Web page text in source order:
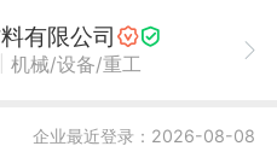
有限公司
机械/设备/重工
企业最近登录：2026-08-08